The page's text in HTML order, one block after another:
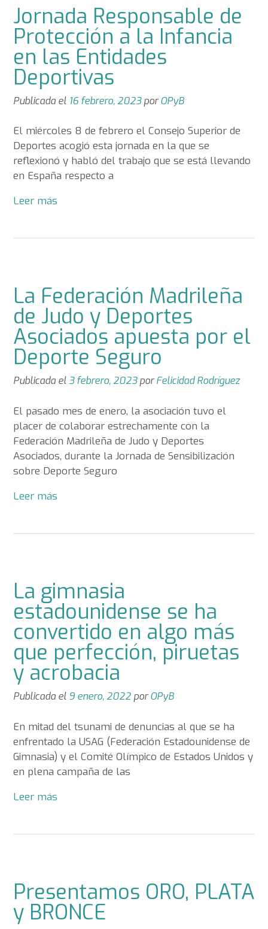
Jornada Responsable de
Protección a la Infancia
en las Entidades
Deportivas
Publicada el 16 febrero, 2023porOPyB
El miércoles 8 de febrero el Consejo Superior de
Deportes acogió esta jornada en la que se
reflexionó y habló del trabajo que se está llevando
en España respecto a
Leer más
La Federación Madrileña
de Judo y Deportes
Asociados apuesta por el
Deporte Seguro
Publicada el3 febrero, 2023porFelicidad Rodríguez
El pasado mes de enero, la asociación tuvo el
placer de colaborar estrechamente con la
Federación Madrileña de Judo y Deportes
Asociados, durante la Jornada de Sensibilización
sobre Deporte Seguro
Leer más
La gimnasia
estadounidense se ha
convertido en algo más
que perfección, piruetas
y acrobacia
Publicada el 9 enero, 2022 porOPyB
En mitad del tsunami de denuncias al que se ha
enfrentado la USAG (Federación Estadounidense de
Gimnasia) y el Comité Olímpico de Estados Unidos y
en plena campaña de las
Leer más
Presentamos ORO, PLATA
y BRONCE